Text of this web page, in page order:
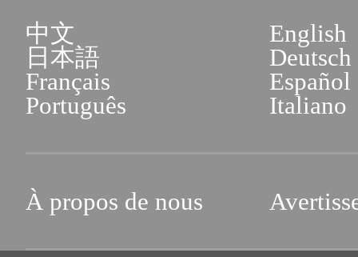
中文
English
日本語
Deutsch
Français
Español
Português
Italiano
À propos de nous